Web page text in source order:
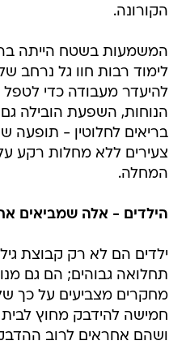
הקורונה.
המשמעות בשטח הייתה
לימוד רבות חוו גל נרחב
להיעדר מעבודה כדי לטפל
הנוחות, השפעת הובילה
בריאים לחלוטין - תופעה
צעירים ללא מחלות רקע
המחלה.
הילדים - אלה שמביאים
ילדים הם לא רק קבוצת
תחלואה גבוהים; הם גם
מחקרים מצביעים על כך
חמישה להידבק מחוץ
ושהם אחראים לרוב